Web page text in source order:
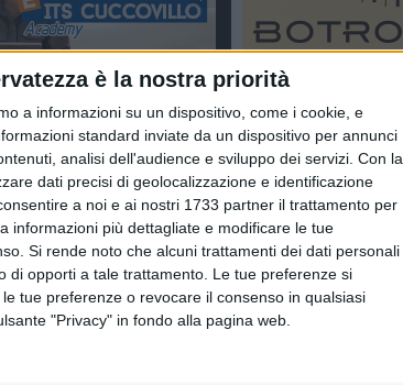
è la nostra priorità
a informazioni su un dispositivo, come i cookie, e
standard inviate da un dispositivo per annunci
analisi dell'audience e sviluppo dei servizi. Con la
dati precisi di geolocalizzazione e identificazione
a noi e ai nostri 1733 partner il trattamento per
informazioni più dettagliate e modificare le tue
Si rende noto che alcuni trattamenti dei dati personali
di opporti a tale trattamento. Le tue preferenze si
tue preferenze o revocare il consenso in qualsiasi
"Privacy" in fondo alla pagina web.